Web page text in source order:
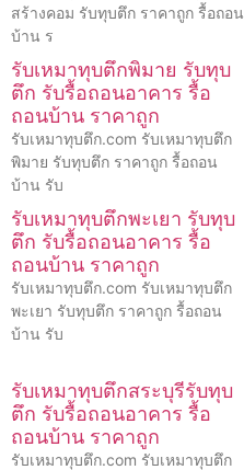
สร้างคอม รับทุบตึก ราคาถูก รื้อถอน
บ้าน ร
รับเหมาทุบตึกพิมาย รับทุบ
ตึก รับรื้อถอนอาคาร รื้อ
ถอนบ้าน ราคาถูก
รับเหมาทุบตึก.com รับเหมาทุบตึก
พิมาย รับทุบตึก ราคาถูก รื้อถอน
บ้าน รับ
รับเหมาทุบตึกพะเยา รับทุบ
ตึก รับรื้อถอนอาคาร รื้อ
ถอนบ้าน ราคาถูก
รับเหมาทุบตึก.com รับเหมาทุบตึก
พะเยา รับทุบตึก ราคาถูก รื้อถอน
บ้าน รับ
รับเหมาทุบตึกสระบุรีรับทุบ
ตึก รับรื้อถอนอาคาร รื้อ
ถอนบ้าน ราคาถูก
รับเหมาทุบตึก.com รับเหมาทุบตึก